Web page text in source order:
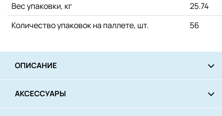
Вес упаковки, кг
25.74
Количество упаковок на паллете, шт.
56
ОПИСАНИЕ
АКСЕССУАРЫ